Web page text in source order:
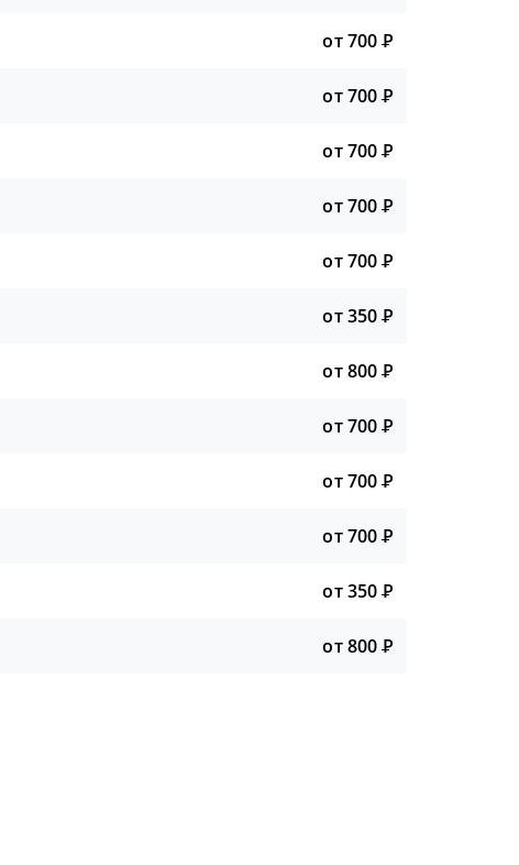
от 700Р
от 700Р
от 700Р
от 700Р
от 700Р
от 350Р
от 800Р
от 700Р
от 700Р
от 700Р
от 350Р
от 800Р